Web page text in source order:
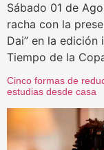
Sábado 01 de
racha con la
Dai” en la
Tiempo de la
Cinco formas de
estudias desde casa